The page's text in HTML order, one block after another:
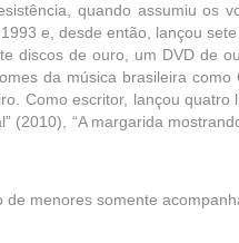
quando assumiu os
e, desde então, lançou
discos de ouro, um DVD de
da música brasileira
Como escritor, lançou
(2010), “A margarida
de menores somente